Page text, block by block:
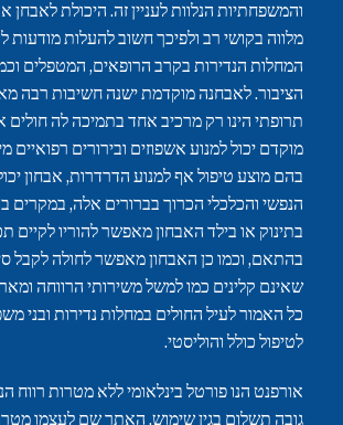
והמשפחתיות הנלוות לעניין זה. היכולת לאבחן
מלווה בקושי רב ולפיכך חשוב להעלות מודעות
המחלות הנדירות בקרב הרופאים, המטפלים וכמו
הציבור. לאבחנה מוקדמת ישנה חשיבות רבה מאחר
תרופתי הינו רק מרכיב אחד בתמיכה לה חולים אלו
מוקדם יכול למנוע אשפוזים ובירורים רפואיים
בהם מוצע טיפול אף למנוע הדרדרות, אבחון
הנפשי והכלכלי הכרוך בברורים אלה, במקרים
בתינוק או בילד האבחון מאפשר להוריו לקיים
בהתאם, וכמו כן האבחון מאפשר לחולה לקבל
שאינם קלינים כמו למשל משירותי הרווחה
כל האמור לעיל החולים במחלות נדירות ובני
לטיפול כולל והוליסטי.
אורפנט הנו פורטל בינלאומי ללא מטרות רווח
גובה תשלום בגין שימוש. האתר שם לעצמו מטרה